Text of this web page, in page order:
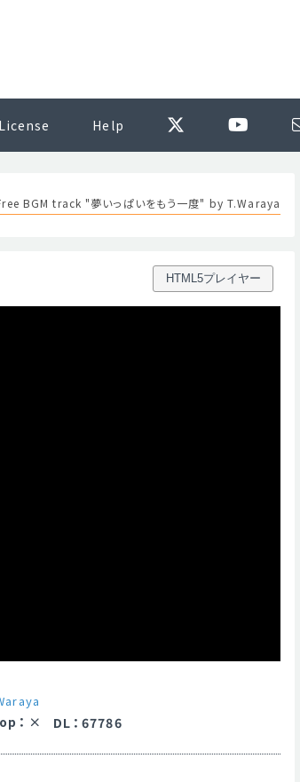
License Help
BGM track "夢いっぱいをもう一度" by T.Waraya
HTML5プレイヤー
： DL ： 67786